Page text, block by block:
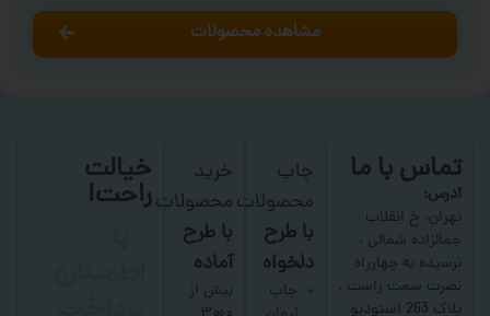
مشاهده محصولات
تماس با ما
آدرس:
تهران، خ انقلاب ،
جمالزاده شمالی ،
نرسیده به چهارراه
نصرت سمت راست ،
پلاک 263 استودیو
چاپ
محصولات
با طرح
دلخواه
چاپ
خرید
محصولات
با طرح
آماده
بیش از
خیالت
راحت!